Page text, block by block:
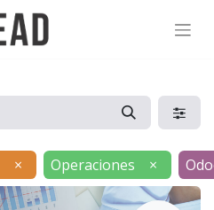
× Operaciones ×